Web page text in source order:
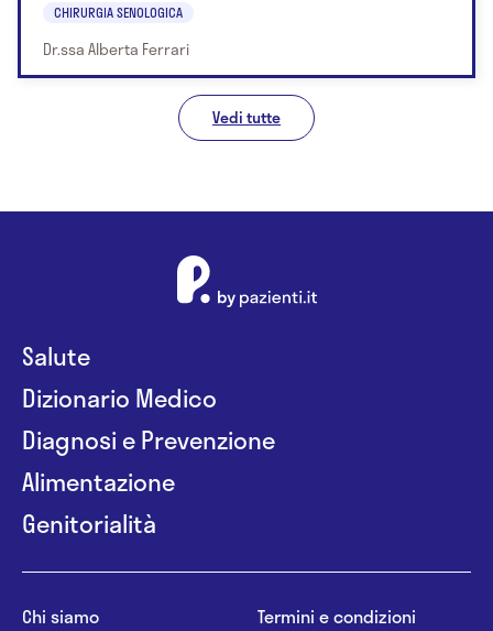
CHIRURGIA SENOLOGICA
Dr.ssa Alberta Ferrari
Vedi tutte
Salute
Dizionario Medico
Diagnosi e Prevenzione
Alimentazione
Genitorialità
Chi siamo
Termini e condizioni